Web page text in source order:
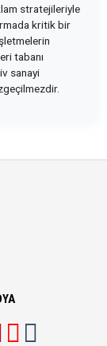
stratejileriyle
kritik bir
tabanı
sanayi